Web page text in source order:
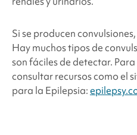
Si se producen
Hay muchos tipos de
son fáciles de detectar.
consultar recursos como el
para la Epilepsia: